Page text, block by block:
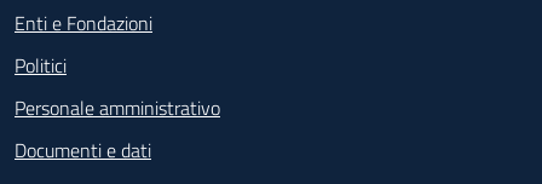
Enti e Fondazioni
Politici
Personale amministrativo
Documenti e dati